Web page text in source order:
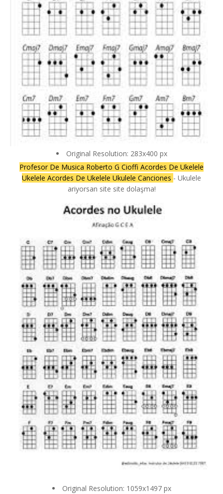
Original Resolution: 283x400 px
Profesor De Musica Roberto G Cioffi Acordes De Ukelele
Ukelele Acordes De Ukelele Ukulele Canciones - Ukulele
ariyorsan site site dolaşma!
Original Resolution: 1059x1497 px